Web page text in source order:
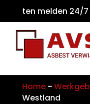
melden 24/
Home-
Westland